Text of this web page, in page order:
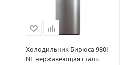
Холодильник Бирюса 980I
NF нержавеющая сталь